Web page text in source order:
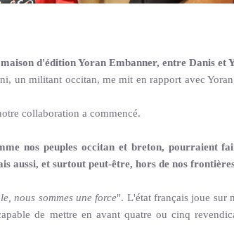
d'édition Yoran Embanner, entre Danis et
un militant occitan, me mit en rapport avec
collaboration a commencé.
nos peuples occitan et breton, pourraient
aussi, et surtout peut-être, hors de nos
nous sommes une force". L'état français joue sur
de mettre en avant quatre ou cinq